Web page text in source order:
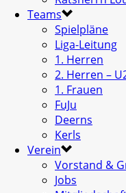
Teams
Spielpläne
Liga-Leitung
1. Herren
2. Herren –
1. Frauen
FuJu
Deerns
Kerls
Verein
Vorstand &
Jobs